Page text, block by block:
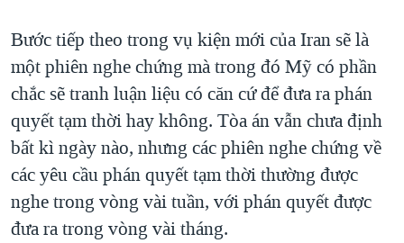
Bước tiếp theo trong vụ kiện mới của Iran sẽ là
một phiên nghe chứng mà trong đó Mỹ có phần
chắc sẽ tranh luận liệu có căn cứ để đưa ra phán
quyết tạm thời hay không. Tòa án vẫn chưa định
bất kì ngày nào, nhưng các phiên nghe chứng về
các yêu cầu phán quyết tạm thời thường được
nghe trong vòng vài tuần, với phán quyết được
đưa ra trong vòng vài tháng.